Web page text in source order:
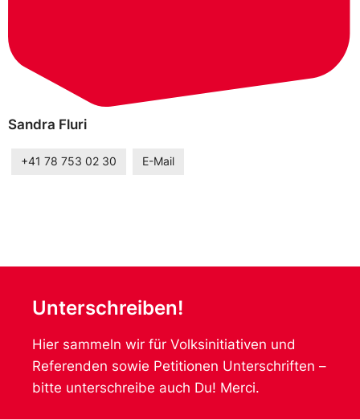
Sandra Fluri
+41 78 753 02 30 E-Mail
Unterschreiben!
Hier sammeln wir für Volksinitiativen und
Referenden sowie Petitionen Unterschriften –
bitte unterschreibe auch Du! Merci.